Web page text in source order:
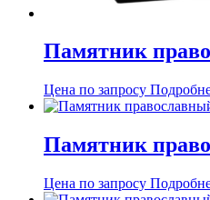
Памятник
Цена по запросу
Памятник
Цена по запросу